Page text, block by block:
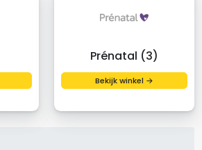
Prénatal (3)
Bekijk winkel →